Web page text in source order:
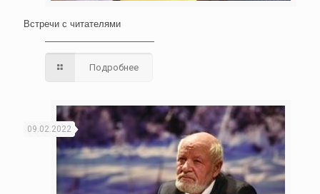
Встречи с читателями
Подробнее
09.02.2022